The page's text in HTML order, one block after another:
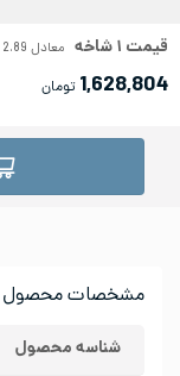
مشخصات محصول
شناسه محصول
قیمت ۱شاخه معادل 2.89
1,628,804 تومان